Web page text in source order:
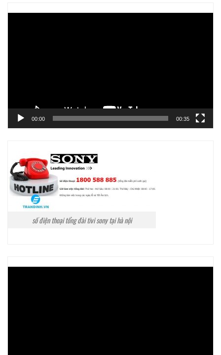
00:00 00:35
số điện thoại tổng đài tivi sony tại hà nội